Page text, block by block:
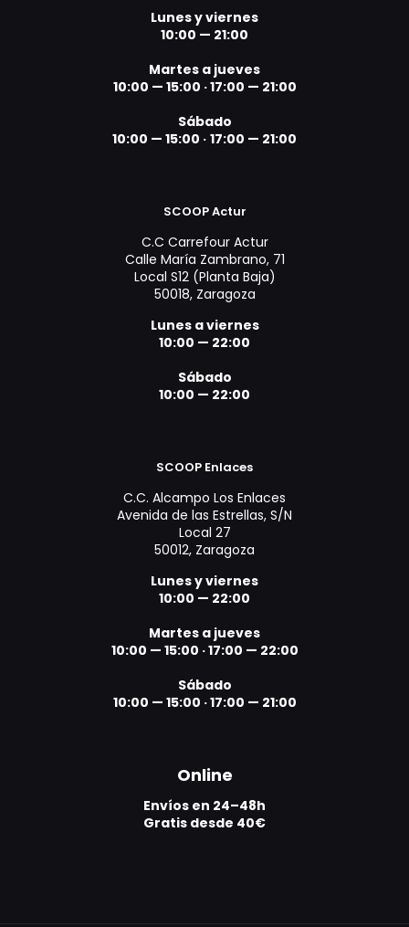
Lunes y viernes
10:00 — 21:00
Martes a jueves
10:00 — 15:00 ·17:00 — 21:00
Sábado
10:00 — 15:00 · 17:00 — 21:00
SCOOP Actur
C.C Carrefour Actur
Calle María Zambrano, 71
Local S12 (Planta Baja)
50018, Zaragoza
Lunes a viernes
10:00 — 22:00
Sábado
10:00 — 22:00
SCOOP Enlaces
C.C. Alcampo Los Enlaces
Avenida de las Estrellas, S/N
Local 27
50012, Zaragoza
Lunes y viernes
10:00 — 22:00
Martes a jueves
10:00 — 15:00 ·17:00 — 22:00
Sábado
10:00 — 15:00 ·17:00 — 21:00
Online
Envíos en 24–48h
Gratis desde 40€